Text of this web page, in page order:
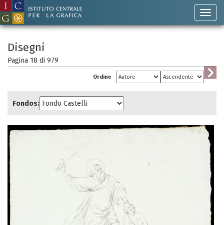
Disegni
Pagina 18 di 979
Ordine
Fondos: